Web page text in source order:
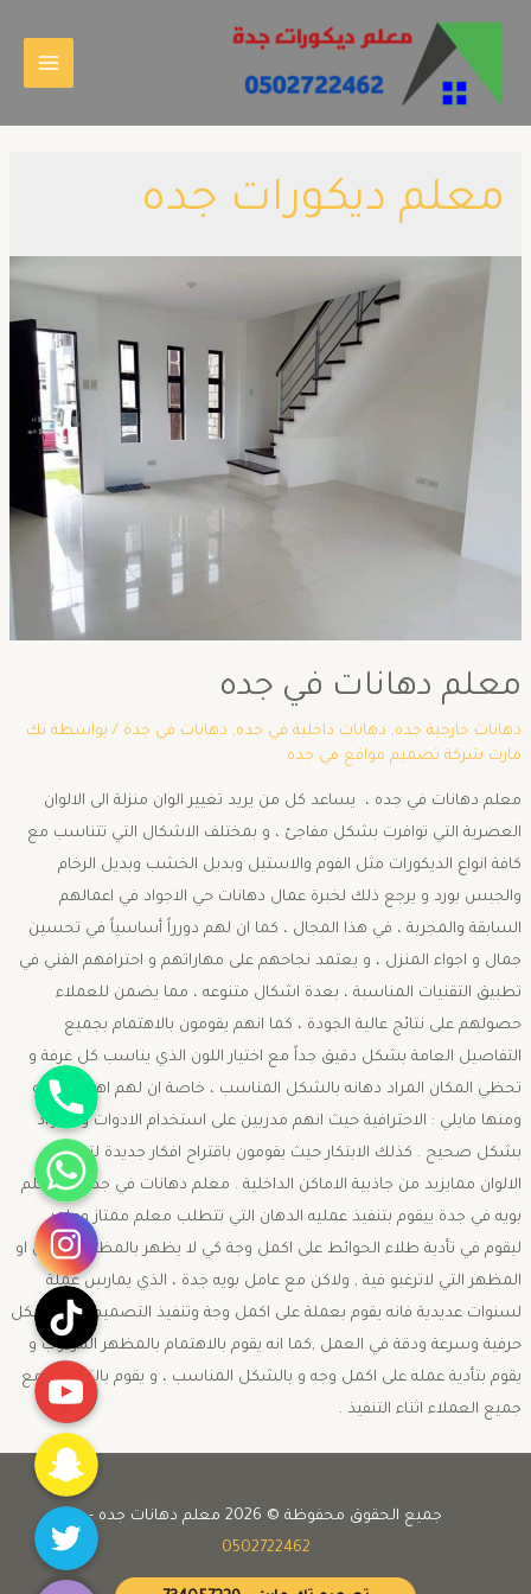
معلم ديكورات جده
معلم دهانات في جده
دهانات خارجية جده, دهانات داخلية في جده, دهانات في جدة / بواسطة تك
مارت شركة تصميم مواقع في جده
معلم دهانات في جده ، يساعد كل من يريد تغيير الوان منزلة الى الالوان
العصرية التي توافرت بشكل مفاجئ ، و بمختلف الاشكال التي تتناسب مع
كافة انواع الديكورات مثل الفوم والاستيل وبديل الخشب وبديل الرخام
والجبس بورد و يرجع ذلك لخبرة عمال دهانات حي الاجواد في اعمالهم
السابقة والمجربة ، في هذا المجال ، كما ان لهم دورراً أساسياً في تحسين
جمال و اجواء المنزل ، و يعتمد نجاحهم على مهاراتهم و احترافهم الفني في
تطبيق التقنيات المناسبة ، بعدة اشكال متنوعه ، مما يضمن للعملاء
حصولهم على نتائج عالية الجودة ، كما انهم يقومون بالاهتمام بجميع
التفاصيل العامة بشكل دقيق جداً مع اختيار اللون الذي يناسب كل غرفة و
تحظي المكان المراد دهانه بالشكل المناسب ، خاصة ان لهم اهمية كبيره
ومنها مايلي : الاحترافية حيث انهم مدربين على استخدام الادوات و المواد
بشكل صحيح . كذلك الابتكار حيث يقومون باقتراح افكار جديدة لتصميم
الالوان ممايزيد من جاذبية الاماكن الداخلية . معلم دهانات في جده ان معلم
بويه في جدة ييقوم بتنفيذ عمليه الدهان التي تتطلب معلم ممتاز وماهر
ليقوم في تأدية طلاء الحوائط على اكمل وجة كي لا يظهر بالمظهر السيئ او
المظهر التي لاترغبو فية , ولاكن مع عامل بويه جدة ، الذي يمارس عملة
لسنوات عديدية فانه يقوم بعملة على اكمل وجة وتنفيذ التصميم المختار بكل
حرفية وسرعة ودقة في العمل ,كما انه يقوم بالاهتمام بالمظهر المرغوب و
يقوم بتأدية عمله على اكمل وجه و بالشكل المناسب ، و يقوم بالتواصل مع
جميع العملاء اثناء التنفيذ .
جميع الحقوق محفوظة © 2026 معلم دهانات جده -
0502722462
جوال
واتساب
انستقرام
تيك توك
يوتيوب
Snapchat
Twitter